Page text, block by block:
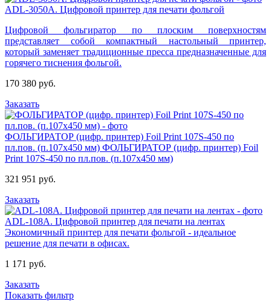
ADL-3050A. Цифровой принтер для печати фольгой
Цифровой фольгиратор по плоским поверхностям
представляет собой компактный настольный принтер,
который заменяет традиционные пресса предназначенные для
горячего тиснения фольгой.
170 380 руб.
Заказать
ФОЛЬГИРАТОР (цифр. принтер) Foil Print 107S-450 по
пл.пов. (п.107х450 мм) ФОЛЬГИРАТОР (цифр. принтер) Foil
Print 107S-450 по пл.пов. (п.107х450 мм)
321 951 руб.
Заказать
ADL-108A. Цифровой принтер для печати на лентах
Экономичный принтер для печати фольгой - идеальное
решение для печати в офисах.
1 171 руб.
Заказать
Показать фильтр